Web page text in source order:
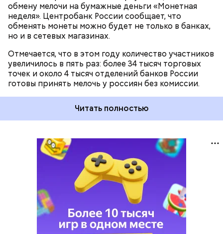
обмену мелочи на бумажные деньги «Монетная
неделя». Центробанк России сообщает, что
обменять монеты можно будет не только в банках,
но и в сетевых магазинах.
Отмечается, что в этом году количество участников
увеличилось в пять раз: более 34 тысяч торговых
точек и около 4 тысяч отделений банков России
готовы принять мелочь у россиян без комиссии.
Читать полностью